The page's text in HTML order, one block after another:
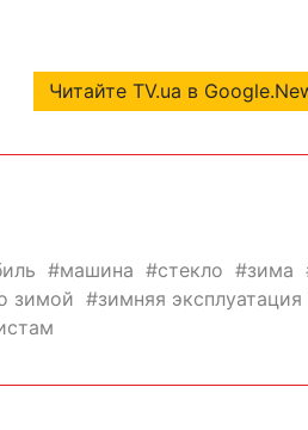
Читайте TV.ua в
машина стекло зима
зимой
зимняя